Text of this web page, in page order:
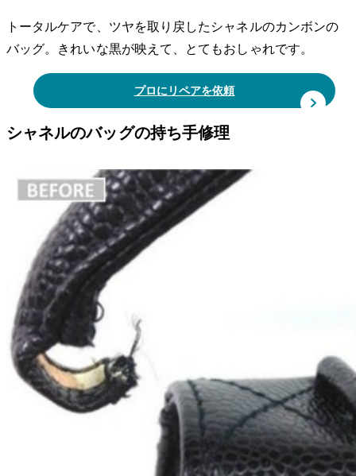
トータルケアで、ツヤを取り戻したシャネルのカンボンの
バッグ。きれいな黒が映えて、とてもおしゃれです。
プロにリペアを依頼
シャネルのバッグの持ち手修理